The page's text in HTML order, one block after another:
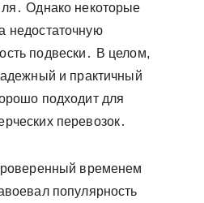
Однако некоторые
недостаточную
подвески․ В целом,
и практичный
подходит для
перевозок․
временем
популярность